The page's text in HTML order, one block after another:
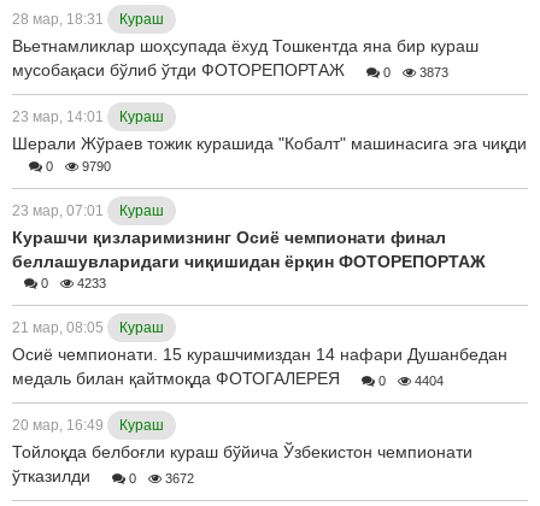
28 мар, 18:31 Кураш
Вьетнамликлар шоҳсупада ёхуд Тошкентда яна бир кураш
мусобақаси бўлиб ўтди ФОТОРЕПОРТАЖ
0 3873
23 мар, 14:01 Кураш
Шерали Жўраев тожик курашида "Кобалт" машинасига эга чиқди
0 9790
23 мар, 07:01 Кураш
Курашчи қизларимизнинг Осиё чемпионати финал
беллашувларидаги чиқишидан ёрқин ФОТОРЕПОРТАЖ
0 4233
21 мар, 08:05 Кураш
Осиё чемпионати. 15 курашчимиздан 14 нафари Душанбедан
медаль билан қайтмоқда ФОТОГАЛЕРЕЯ
0 4404
20 мар, 16:49 Кураш
Тойлоқда белбоғли кураш бўйича Ўзбекистон чемпионати
ўтказилди
0 3672